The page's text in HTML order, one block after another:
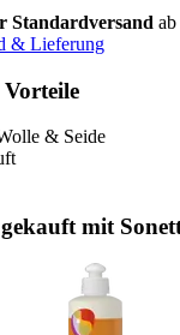
Standardversand
& Lieferung
& Seide
mit